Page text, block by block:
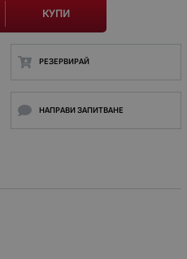
КУПИ
РЕЗЕРВИРАЙ
НАПРАВИ ЗАПИТВАНЕ